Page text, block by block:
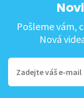
Pošleme vám,
Nová